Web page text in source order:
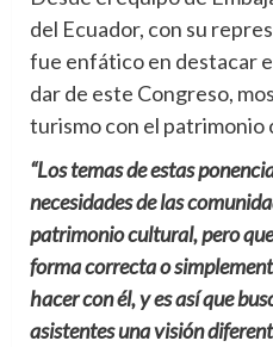
del Ecuador, con su
fue enfático en destacar
dar de este Congreso,
turismo con el patrimonio
“Los temas de estas
necesidades de las
patrimonio cultural, pero
forma correcta o
hacer con él, y es así que
asistentes una visión